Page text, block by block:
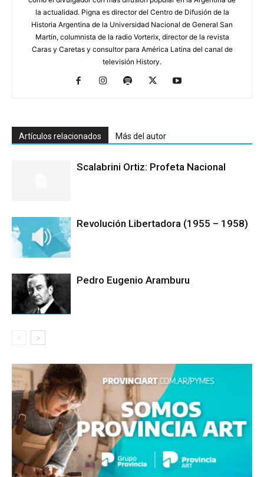
la actualidad. Pigna es director del Centro de Difusión de la
Historia Argentina de la Universidad Nacional de General San
Martín, columnista de la radio Vorterix, director de la revista
Caras y Caretas y consultor para América Latina del canal de
televisión History.
Artículos relacionados Más del autor
Scalabrini Ortiz: Profeta Nacional
Revolución Libertadora (1955 – 1958)
Pedro Eugenio Aramburu